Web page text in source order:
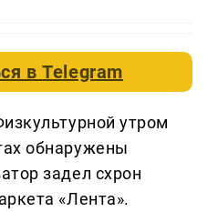
вTelegram
утром
обнаружены
задел схрон
«Лента».